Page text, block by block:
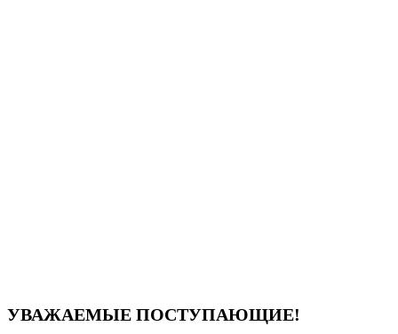
УВАЖАЕМЫЕ ПОСТУПАЮЩИЕ!